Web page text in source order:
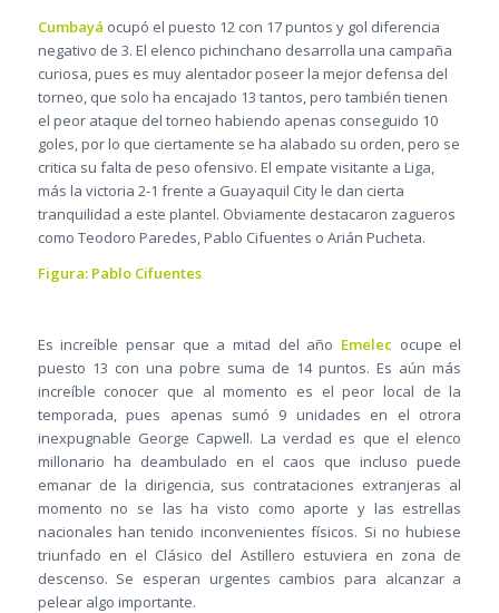
Cumbayá ocupó el puesto 12 con 17 puntos y gol diferencia
negativo de 3. El elenco pichinchano desarrolla una campaña
curiosa, pues es muy alentador poseer la mejor defensa del
torneo, que solo ha encajado 13 tantos, pero también tienen
el peor ataque del torneo habiendo apenas conseguido 10
goles, por lo que ciertamente se ha alabado su orden, pero se
critica su falta de peso ofensivo. El empate visitante a Liga,
más la victoria 2-1 frente a Guayaquil City le dan cierta
tranquilidad a este plantel. Obviamente destacaron zagueros
como Teodoro Paredes, Pablo Cifuentes o Arián Pucheta.
Figura: Pablo Cifuentes
Es increíble pensar que a mitad del año Emelec ocupe el
puesto 13 con una pobre suma de 14 puntos. Es aún más
increíble conocer que al momento es el peor local de la
temporada, pues apenas sumó 9 unidades en el otrora
inexpugnable George Capwell. La verdad es que el elenco
millonario ha deambulado en el caos que incluso puede
emanar de la dirigencia, sus contrataciones extranjeras al
momento no se las ha visto como aporte y las estrellas
nacionales han tenido inconvenientes físicos. Si no hubiese
triunfado en el Clásico del Astillero estuviera en zona de
descenso. Se esperan urgentes cambios para alcanzar a
pelear algo importante.